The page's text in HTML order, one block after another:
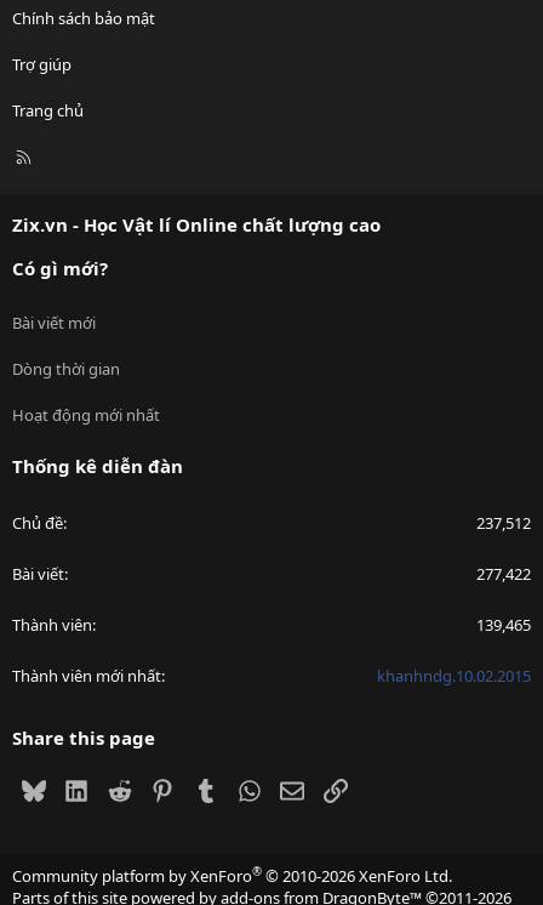
Chính sách bảo mật
Trợ giúp
Trang chủ
R
Zix.vn - Học Vật lí Online chất lượng cao
Có gì mới?
Bài viết mới
Dòng thời gian
Hoạt động mới nhất
Thống kê diễn đàn
Chủ đề 237,512
Bài viết 277,422
Thành viên 139,465
Thành viên mới nhất khanhndg.10.02.2015
Share this page
BlueskyLinkedIn
Reddit PinterestTumblrWhatsApp
EmailLink
Community platform by XenForo® © 2010-2026 XenForo Ltd.
Parts of this site powered byadd-ons from DragonByte™©2011-2026